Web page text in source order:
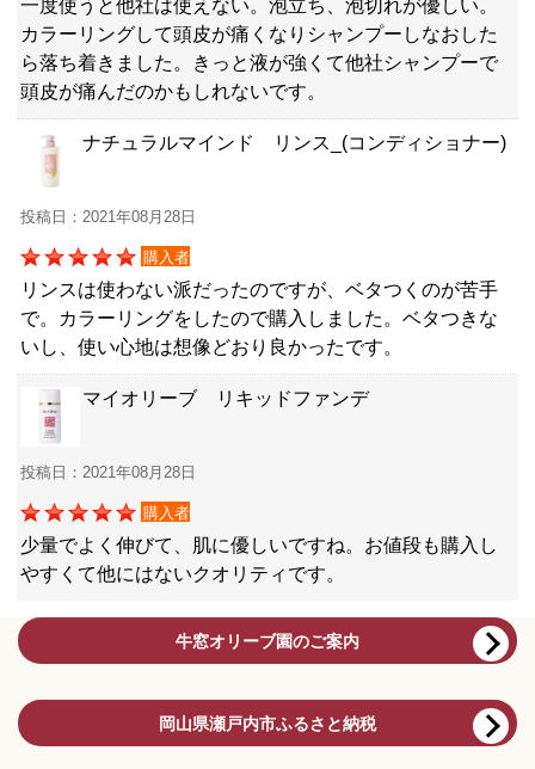
一度使うと他社は使えない。泡立ち、泡切れが優しい。
カラーリングして頭皮が痛くなりシャンプーしなおした
ら落ち着きました。きっと液が強くて他社シャンプーで
頭皮が痛んだのかもしれないです。
ナチュラルマインド リンス_(コンディショナー)
投稿日：2021年08月28日
購入者
リンスは使わない派だったのですが、ベタつくのが苦手
で。カラーリングをしたので購入しました。ベタつきな
いし、使い心地は想像どおり良かったです。
マイオリーブ リキッドファンデ
投稿日：2021年08月28日
購入者
少量でよく伸びて、肌に優しいですね。お値段も購入し
やすくて他にはないクオリティです。
牛窓オリーブ園のご案内
岡山県瀬戸内市ふるさと納税